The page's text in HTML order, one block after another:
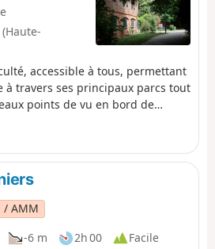
accessible à tous, permettant
à travers ses principaux parcs tout
points de vu en bord de
/ AMM
-6 m 2h 00
Facile